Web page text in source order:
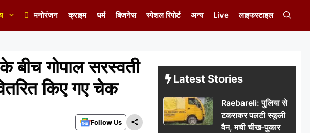
मनोरंजन क्राइम धर्म बिजनेस स्पेशल रिपोर्ट अन्य Live लाइफस्टाइल
बीच गोपाल सरस्वती
किए गए चेक
Follow Us
Latest Stories
Raebareli: पुलिया से
टकराकर पलटी स्कूली
वैन, मची चीख-पुकार